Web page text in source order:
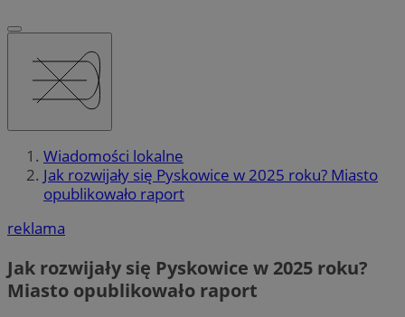
Wiadomości lokalne
Jak rozwijały się Pyskowice w 2025 roku? Miasto
opublikowało raport
reklama
Jak rozwijały się Pyskowice w 2025 roku?
Miasto opublikowało raport